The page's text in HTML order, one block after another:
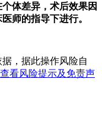
体差异，术后效果因
师的指导下进行。
，据此操作风险自
看风险提示及免责声